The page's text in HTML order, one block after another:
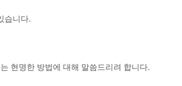
습니다.
현명한 방법에 대해 말씀드리려 합니다.